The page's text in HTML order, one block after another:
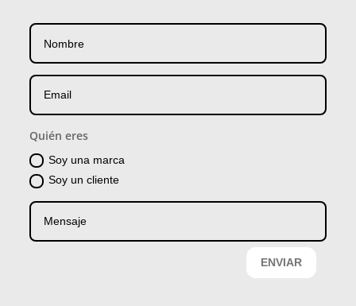
Quién eres
Soy una marca
Soy un cliente
ENVIAR